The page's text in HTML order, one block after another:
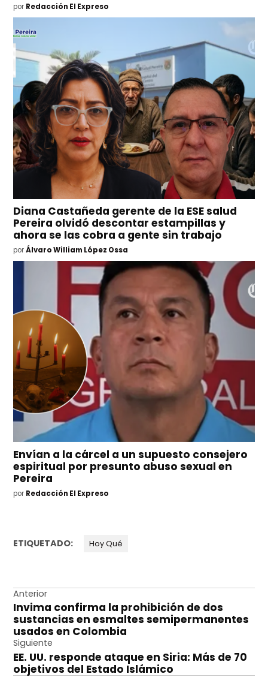
por Redacción El Expreso
Diana Castañeda gerente de la ESE salud
Pereira olvidó descontar estampillas y
ahora se las cobra a gente sin trabajo
por Álvaro William López Ossa
Envían a la cárcel a un supuesto consejero
espiritual por presunto abuso sexual en
Pereira
por Redacción El Expreso
ETIQUETADO: Hoy Qué
Navegación
de
entradas
Anterior
Invima confirma la prohibición de dos
sustancias en esmaltes semipermanentes
usados en Colombia
Siguiente
EE. UU. responde ataque en Siria: Más de 70
objetivos del Estado Islámico